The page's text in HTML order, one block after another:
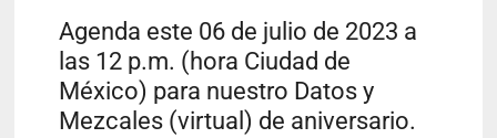
Agenda este 06 de julio de 2023 a
las 12 p.m. (hora Ciudad de
México) para nuestro Datos y
Mezcales (virtual) de aniversario.